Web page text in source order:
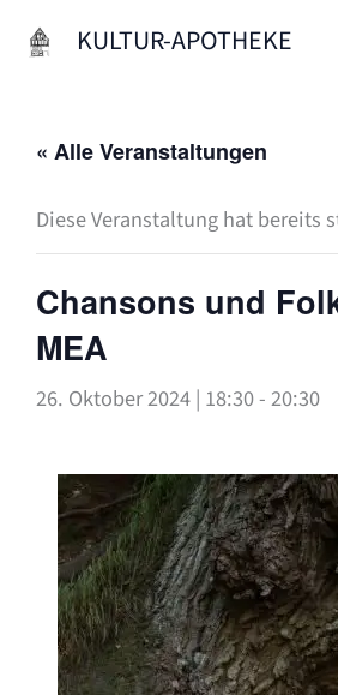
Inhalt
KULTUR-APOTHEKE
« Alle Veranstaltungen
Diese Veranstaltung hat bereits
Chansons und
MEA
26. Oktober 2024 | 18:30-20:30